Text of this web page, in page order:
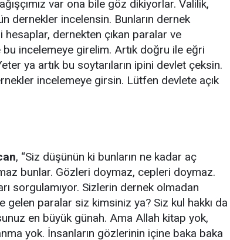
var ona bile göz dikiyorlar. Valilik,
dernekler incelensin. Bunların dernek
dernekten çıkan paralar ve
bu incelemeye girelim. Artık doğru ile eğri
ya artık bu soytarıların ipini devlet çeksin.
incelemeye girsin. Lütfen devlete açık
, “Siz düşünün ki bunların ne kadar aç
bunlar. Gözleri doymaz, cepleri doymaz.
sorgulamıyor. Sizlerin dernek olmadan
gelen paralar siz kimsiniz ya? Siz kul hakkı da
en büyük günah. Ama Allah kitap yok,
yok. İnsanların gözlerinin içine baka baka